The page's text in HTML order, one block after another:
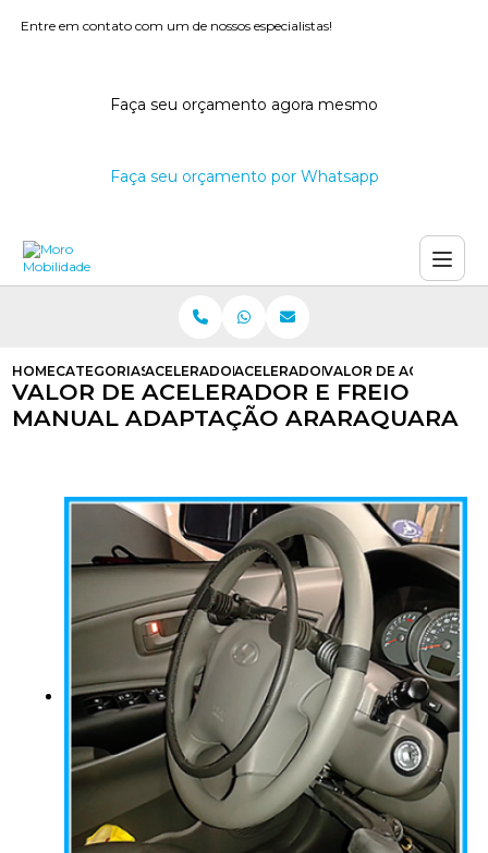
Entre em contato com um de nossos especialistas!
Faça seu orçamento agora mesmo
Faça seu orçamento por Whatsapp
HOMECATEGORIASACELERADORES E FREIOS MANUAIS
ACELERADOR E FREIO MANUAL
VALOR DE
VALOR DE ACELERADOR E FREIO
MANUAL ADAPTAÇÃO ARARAQUARA